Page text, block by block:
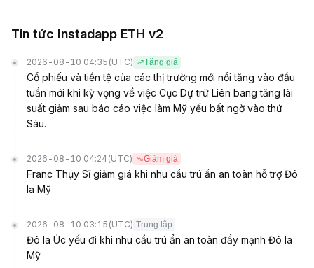
Tin tức Instadapp ETH v2
2026-08-10 04:35 (UTC) Tăng giá
Cổ phiếu và tiền tệ của các thị trường mới nổi tăng vào đầu
tuần mới khi kỳ vọng về việc Cục Dự trữ Liên bang tăng lãi
suất giảm sau báo cáo việc làm Mỹ yếu bất ngờ vào thứ
Sáu.
2026-08-10 04:24 (UTC) Giảm giá
Franc Thụy Sĩ giảm giá khi nhu cầu trú ẩn an toàn hỗ trợ Đô
la Mỹ
2026-08-10 03:15 (UTC) Trung lập
Đô la Úc yếu đi khi nhu cầu trú ẩn an toàn đẩy mạnh Đô la
Mỹ